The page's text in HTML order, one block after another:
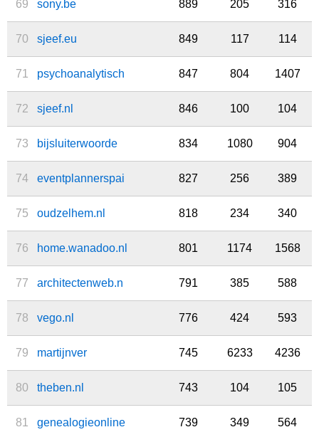
69 sony.be 889 205 316
70 sjeef.eu 849 117 114
71 psychoanalytisch 847 804 1407
72 sjeef.nl 846 100 104
73 bijsluiterwoorde 834 1080 904
74 eventplannerspai 827 256 389
75 oudzelhem.nl 818 234 340
76 home.wanadoo.nl 801 1174 1568
77 architectenweb.n 791 385 588
78 vego.nl 776 424 593
79 martijnver 745 6233 4236
80 theben.nl 743 104 105
81 genealogieonline 739 349 564